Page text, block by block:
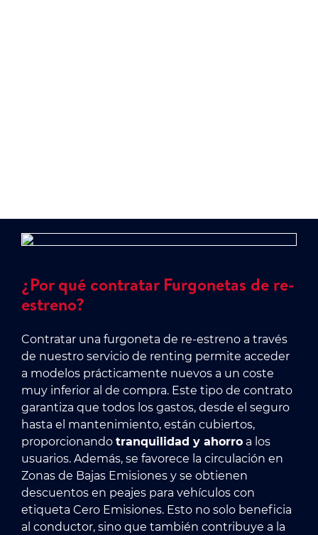
¿Por qué contratar Furgonetas de re-
estreno?
Contratar una furgoneta de re-estreno a través
de nuestro servicio de renting permite acceder
a modelos prácticamente nuevos a un coste
muy inferior al de compra. Este tipo de contrato
garantiza que todos los gastos, desde el seguro
hasta el mantenimiento, están cubiertos,
proporcionando tranquilidad y ahorro a los
usuarios. Además, se favorece la circulación en
Zonas de Bajas Emisiones y se obtienen
descuentos en peajes para vehículos con
etiqueta Cero Emisiones. Esto no solo beneficia
al conductor, sino que también contribuye a la